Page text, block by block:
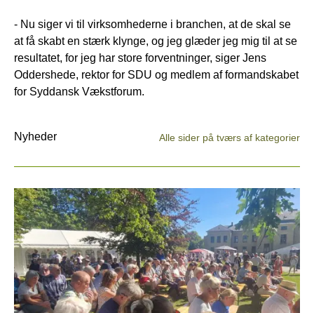
- Nu siger vi til virksomhederne i branchen, at de skal se
at få skabt en stærk klynge, og jeg glæder jeg mig til at se
resultatet, for jeg har store forventninger, siger Jens
Oddershede, rektor for SDU og medlem af formandskabet
for Syddansk Vækstforum.
Nyheder Alle sider på tværs af kategorier